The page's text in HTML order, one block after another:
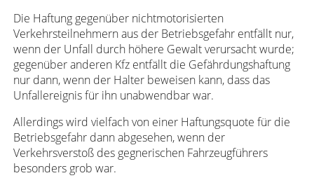
Die Haftung gegenüber nichtmotorisierten
Verkehrsteilnehmern aus der Betriebsgefahr entfällt nur,
wenn der Unfall durch höhere Gewalt verursacht wurde;
gegenüber anderen Kfz entfällt die Gefährdungshaftung
nur dann, wenn der Halter beweisen kann, dass das
Unfallereignis für ihn unabwendbar war.
Allerdings wird vielfach von einer Haftungsquote für die
Betriebsgefahr dann abgesehen, wenn der
Verkehrsverstoß des gegnerischen Fahrzeugführers
besonders grob war.